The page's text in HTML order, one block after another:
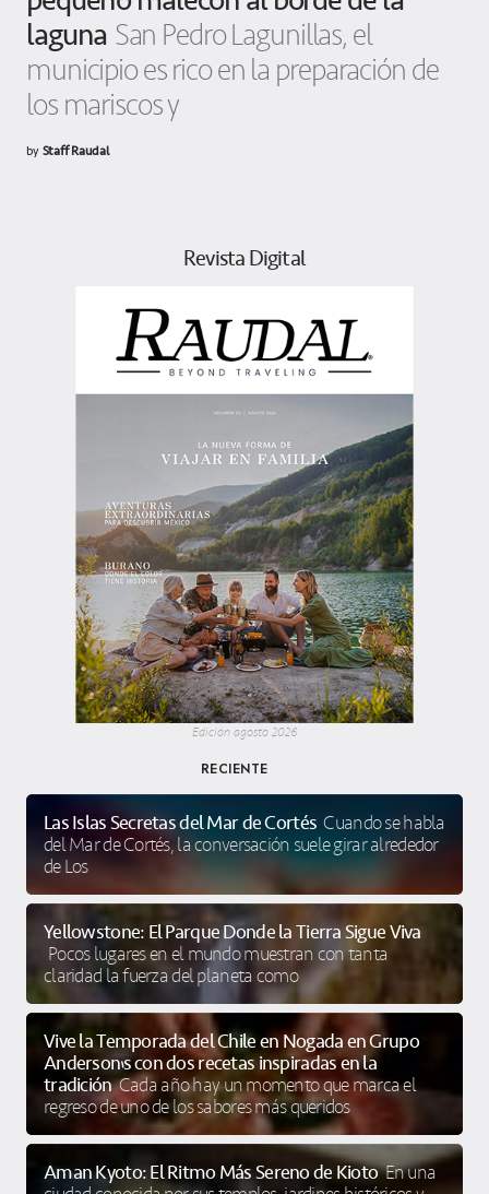
laguna San Pedro Lagunillas, el
municipio es rico en la preparación de
los mariscos y
byStaff Raudal
Revista Digital
Edición agosto 2026
RECIENTE
Las Islas Secretas del Mar de Cortés Cuando se habla
del Mar de Cortés, la conversación suele girar alrededor
de Los
Yellowstone: El Parque Donde la Tierra Sigue Viva
Pocos lugares en el mundo muestran con tanta
claridad la fuerza del planeta como
Vive la Temporada del Chile en Nogada en Grupo
Anderson’s con dos recetas inspiradas en la
tradición Cada año hay un momento que marca el
regreso de uno de los sabores más queridos
Aman Kyoto: El Ritmo Más Sereno de Kioto En una